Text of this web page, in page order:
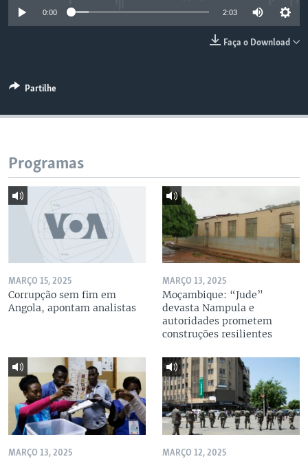
0:00 2:03
Faça o Download
Partilhe
Programas
MARÇO 15, 2025
Corrupção sem fim em
Angola, apontam analistas
MARÇO 13, 2025
Moçambique: “Jude”
devasta Nampula e
autoridades prometem
construções resilientes
MARÇO 13, 2025 MARÇO 12, 2025